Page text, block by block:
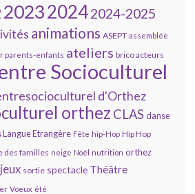
202320242024-2025
animations ASEPT assemblée
parents-enfants ateliers brico acteurs
Socioculturel
d'Orthez
orthez CLAS danse
Langue Etrangère Fête hip-Hop Hip Hop
des familles neige Noël nutrition orthez
sortie spectacle Théâtre
Voeux été